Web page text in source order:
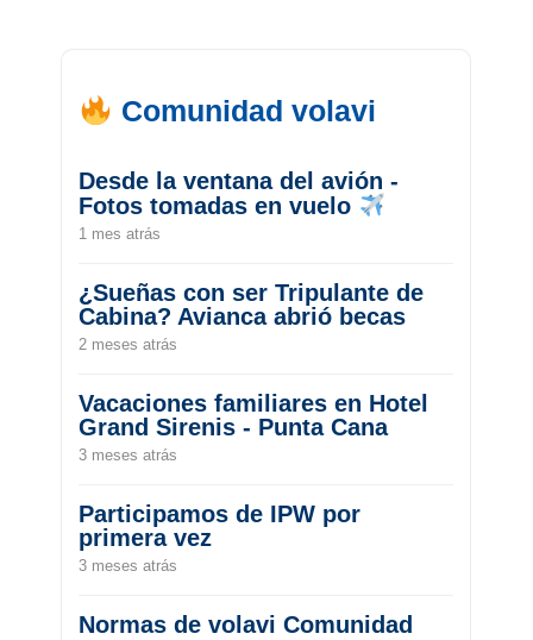
Comunidad volavi
Desde la ventana del avión -
Fotos tomadas en vuelo
1 mes atrás
¿Sueñas con ser Tripulante de
Cabina? Avianca abrió becas
2 meses atrás
Vacaciones familiares en Hotel
Grand Sirenis - Punta Cana
3 meses atrás
Participamos de IPW por
primera vez
3 meses atrás
Normas de volavi Comunidad